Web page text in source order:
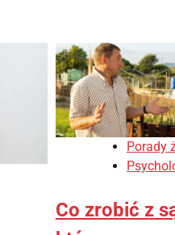
Porady
Co zrobić z